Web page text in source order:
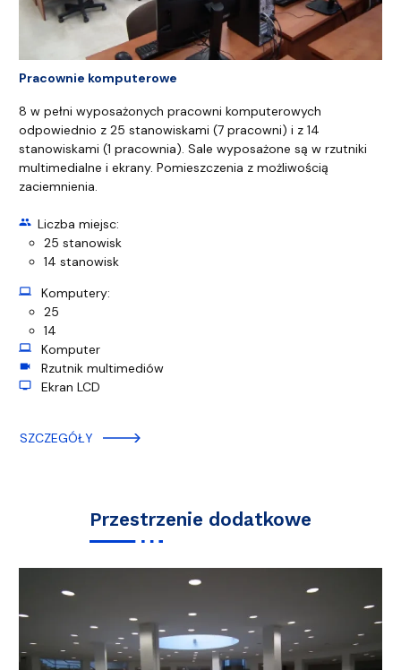
Pracownie komputerowe
8 w pełni wyposażonych pracowni komputerowych
odpowiednio z 25 stanowiskami (7 pracowni) i z 14
stanowiskami (1 pracownia). Sale wyposażone są w rzutniki
multimedialne i ekrany. Pomieszczenia z możliwością
zaciemnienia.
group Liczba miejsc:
25 stanowisk
14 stanowisk
computer
Komputery:
25
14
computer Komputer
videocam Rzutnik multimediów
tv Ekran LCD
SZCZEGÓŁY
Przestrzenie dodatkowe